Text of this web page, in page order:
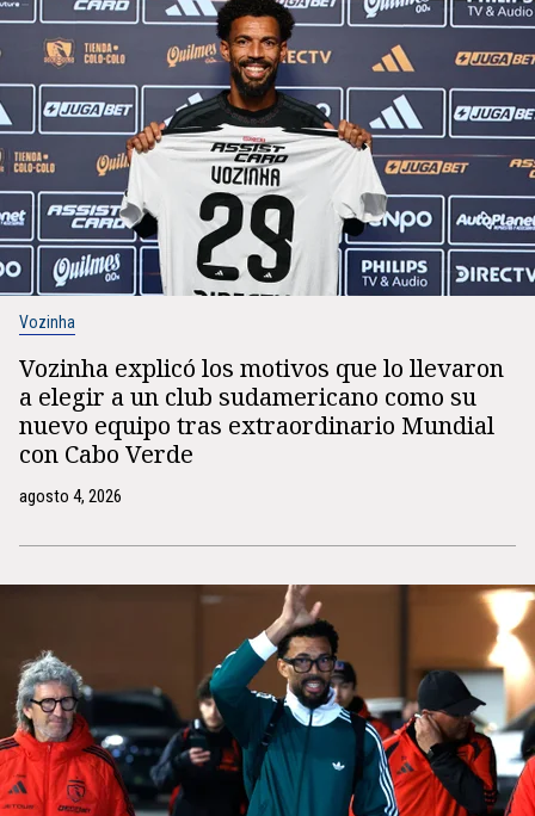
Vozinha
Vozinha explicó los motivos que lo llevaron
a elegir a un club sudamericano como su
nuevo equipo tras extraordinario Mundial
con Cabo Verde
agosto 4, 2026